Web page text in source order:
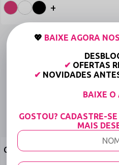
+
CALCINHA SAIA EM RENDA FIO DENTAL COM LAÇOS - PEGA RAPAZ - VERMELHO - REF 1393
R$ 53,90
💖 BAIXE AGORA
✔ OFERTAS
✔ NOVIDADES
BAIXE O
GOSTOU? CADASTRE-
MAIS